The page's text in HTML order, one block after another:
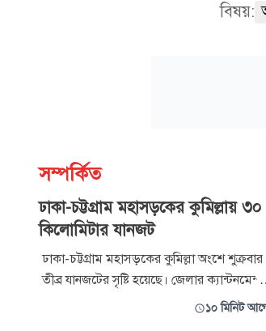
বিষয়:
সম্পর্কিত
ঢাকা-চট্টগ্রাম মহাসড়কের কুমিল্লায় ৩০
কিলোমিটার যানজট
ঢাকা-চট্টগ্রাম মহাসড়কের কুমিল্লা অংশে শুক্রবার
তীব্র যানজটের সৃষ্টি হয়েছে। জেলার ক্যান্টনমেন্ট
এলাকা থেকে চৌদ্দগ্রাম উপজেলার মিয়াবাজার
১০ মিনিট